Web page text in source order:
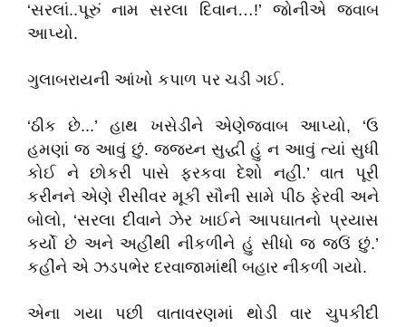
‘સરલાં..પૂરું નામ સરલા દિવાન…!’ જોનીએ જવાબ
આપ્યો.
ગુલાબરાયની આંખો કપાળ પર ચડી ગઈ.
‘ઠીક છે...’ હાથ ખસેડીને એણેજવાબ આપ્યો, ‘ઉ
હમણાં જ આવું છું. જ્જ્ય્ન સુદ્ધી હું ન આવું ત્યાં સુધી
કોઈ ને છોકરી પાસે ફરકવા દેશો નહીં.’ વાત પૂરી
કરીનને એણે રીસીવર મૂકી સૌની સામે પીઠ ફેરવી અને
બોલો, ‘સરલા દીવાને ઝેર ખાઈને આપઘાતનો પ્રયાસ
કર્યો છે અને અહીંથી નીકળીને હું સીધો જ જઉં છું.’
કહીંને એ ઝડપભેર દરવાજામાંથી બહાર નીકળી ગયો.
એના ગયા પછી વાતાવરણમાં થોડી વાર ચુપકીદી